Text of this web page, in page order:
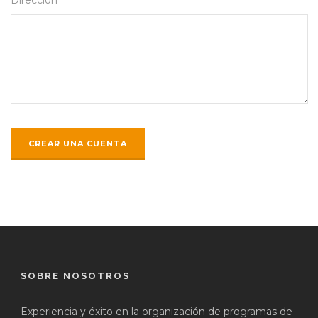
SOBRE NOSOTROS
Experiencia y éxito en la organización de programas de